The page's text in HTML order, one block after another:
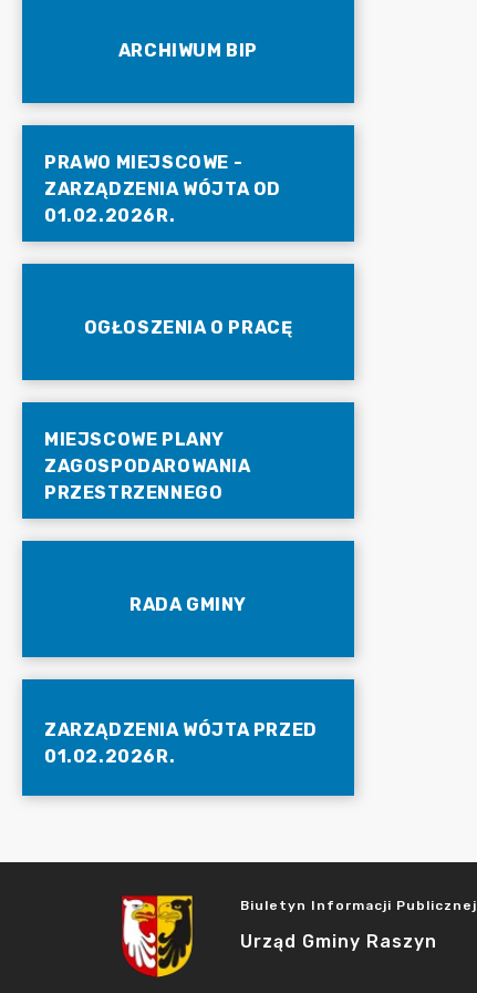
ARCHIWUM BIP
PRAWO MIEJSCOWE -
ZARZĄDZENIA WÓJTA OD
01.02.2026R.
OGŁOSZENIA O PRACĘ
MIEJSCOWE PLANY
ZAGOSPODAROWANIA
PRZESTRZENNEGO
RADA GMINY
ZARZĄDZENIA WÓJTA PRZED
01.02.2026R.
Biuletyn Informacji Publicznej
Urząd Gminy Raszyn